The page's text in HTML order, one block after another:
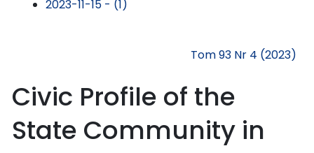
2023-11-15 - (1)
Tom 93 Nr 4 (2023)
Civic Profile of the
State Community in